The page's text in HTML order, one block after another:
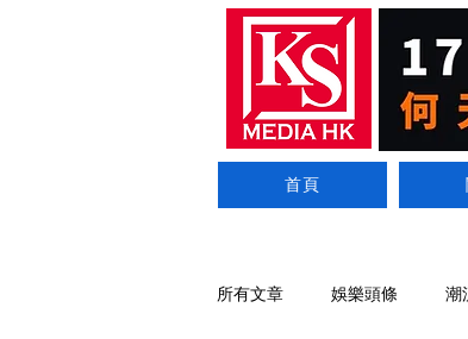
首頁
所有文章 娛樂頭條 潮